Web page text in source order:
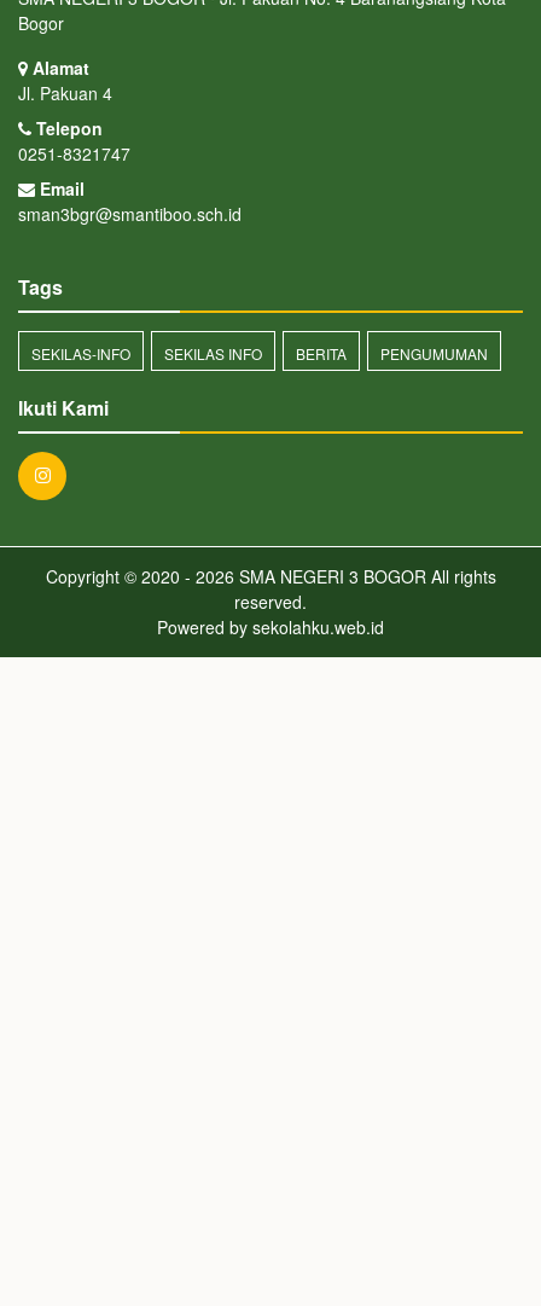
Bogor
Alamat
Jl. Pakuan 4
Telepon
0251-8321747
Email
sman3bgr@smantiboo.sch.id
Tags
SEKILAS-INFO SEKILAS INFO BERITA PENGUMUMAN
Ikuti Kami
Copyright © 2020 - 2026 SMA NEGERI 3 BOGOR All rights
reserved.
Powered by sekolahku.web.id